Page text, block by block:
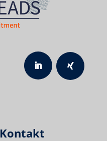
Kontakt